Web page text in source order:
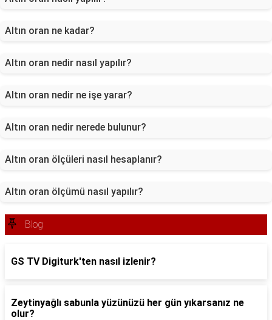
Altın oran ne kadar?
Altın oran nedir nasıl yapılır?
Altın oran nedir ne işe yarar?
Altın oran nedir nerede bulunur?
Altın oran ölçüleri nasıl hesaplanır?
Altın oran ölçümü nasıl yapılır?
Blog
GS TV Digiturk'ten nasıl izlenir?
Zeytinyağlı sabunla yüzünüzü her gün yıkarsanız ne
olur?